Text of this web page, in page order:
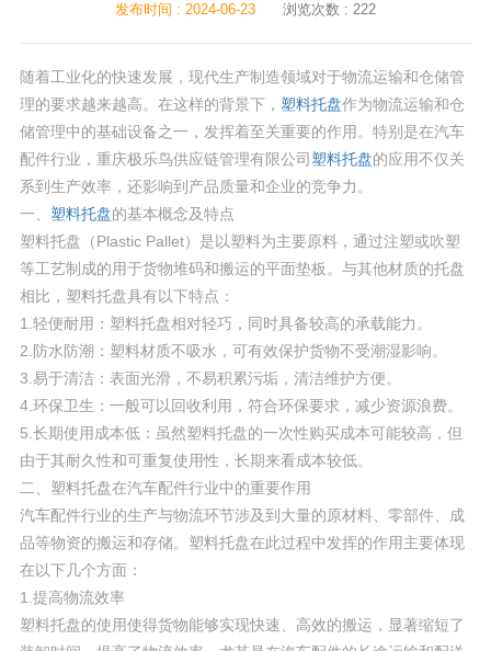
发布时间 : 2024-06-23 浏览次数 : 222
随着工业化的快速发展，现代生产制造领域对于物流运输和仓储管
理的要求越来越高。在这样的背景下， 塑料托盘作为物流运输和仓
储管理中的基础设备之一，发挥着至关重要的作用。特别是在汽车
配件行业，重庆极乐鸟供应链管理有限公司 塑料托盘的应用不仅关
系到生产效率，还影响到产品质量和企业的竞争力。
一、 塑料托盘的基本概念及特点
塑料托盘（Plastic Pallet）是以塑料为主要原料，通过注塑或吹塑
等工艺制成的用于货物堆码和搬运的平面垫板。与其他材质的托盘
相比，塑料托盘具有以下特点：
1.轻便耐用：塑料托盘相对轻巧，同时具备较高的承载能力。
2.防水防潮：塑料材质不吸水，可有效保护货物不受潮湿影响。
3.易于清洁：表面光滑，不易积累污垢，清洁维护方便。
4.环保卫生：一般可以回收利用，符合环保要求，减少资源浪费。
5.长期使用成本低：虽然塑料托盘的一次性购买成本可能较高，但
由于其耐久性和可重复使用性，长期来看成本较低。
二、塑料托盘在汽车配件行业中的重要作用
汽车配件行业的生产与物流环节涉及到大量的原材料、零部件、成
品等物资的搬运和存储。塑料托盘在此过程中发挥的作用主要体现
在以下几个方面：
1.提高物流效率
塑料托盘的使用使得货物能够实现快速、高效的搬运，显著缩短了